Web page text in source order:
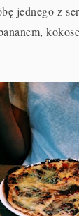
jednego z